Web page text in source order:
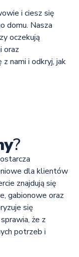
i ciesz się
domu. Nasza
oczekują
oraz
nami i odkryj, jak
?
dla klientów
znajdują się
gabionowe oraz
się
że z
potrzeb i